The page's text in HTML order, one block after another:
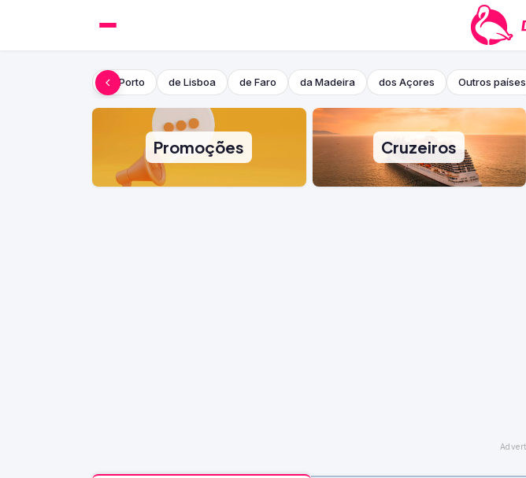
do Porto de Lisboa de Faro da Madeira dos Açores Outros países
Promoções Cruzeiros